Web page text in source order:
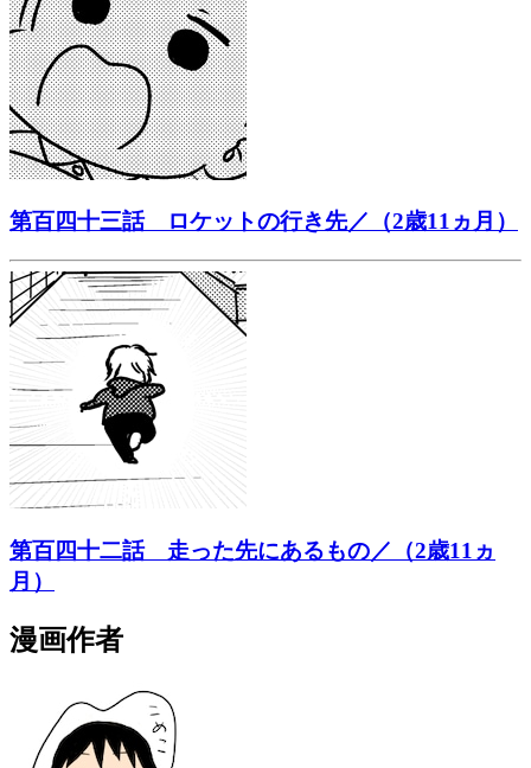
第百四十三話 ロケットの行き先／（2歳11ヵ月）
第百四十二話 走った先にあるもの／（2歳11ヵ
月）
漫画作者